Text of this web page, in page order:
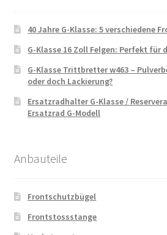
40 Jahre G-Klasse: 5 verschiedene
G-Klasse 16 Zoll Felgen: Perfekt für
G-Klasse Trittbretter w463 –
oder doch Lackierung?
Ersatzradhalter G-Klasse /
Ersatzrad G-Modell
Anbauteile
Frontschutzbügel
Frontstossstange